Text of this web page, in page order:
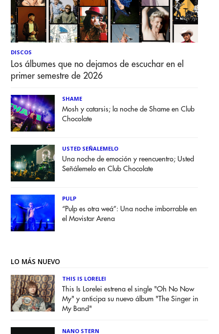
DISCOS
Los álbumes que no dejamos de escuchar en el
primer semestre de 2026
SHAME
Mosh y catarsis; la noche de Shame en Club
Chocolate
USTED SEÑALEMELO
Una noche de emoción y reencuentro; Usted
Señálemelo en Club Chocolate
PULP
“Pulp es otra weá”: Una noche imborrable en
el Movistar Arena
LO MÁS NUEVO
THIS IS LORELEI
This Is Lorelei estrena el single "Oh No Now
My" y anticipa su nuevo álbum "The Singer in
My Band"
NANO STERN